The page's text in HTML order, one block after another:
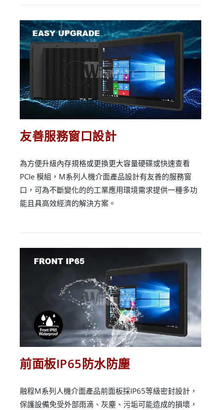
友善服務窗口設計
為方便升級內存規格或更換更大容量硬碟或快速查看
PCIe 模組，M系列人機介面產品設計有友善的服務窗
口，可為不斷變化的的工業應用環境需求提供一種多功
能且具高效經濟的解決方案。
前面板IP65防水防塵
融程M系列人機介面產品前面板採IP65等級密封設計，
保護設備免受外部雨滴、灰塵、污垢可能造成的損壞，